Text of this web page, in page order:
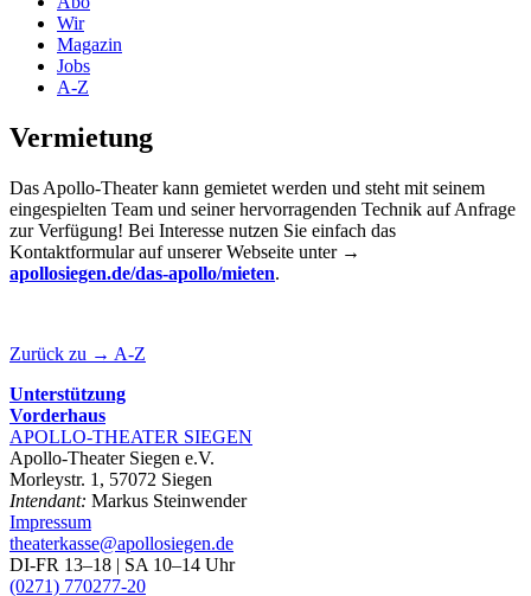
Wir
Magazin
Jobs
A-Z
Vermietung
Das Apollo-Theater kann gemietet werden und steht mit seinem
eingespielten Team und seiner hervorragenden Technik auf Anfrage
zur Verfügung! Bei Interesse nutzen Sie einfach das
Kontaktformular auf unserer Webseite unter →
apollosiegen.de/das-apollo/mieten.
Zurück zu → A-Z
Unterstützung
Vorderhaus
APOLLO-THEATER SIEGEN
Apollo-Theater Siegen e.V.
Morleystr. 1, 57072 Siegen
Intendant: Markus Steinwender
Impressum
theaterkasse@apollosiegen.de
DI-FR 13–18 | SA 10–14 Uhr
(0271) 770277-20